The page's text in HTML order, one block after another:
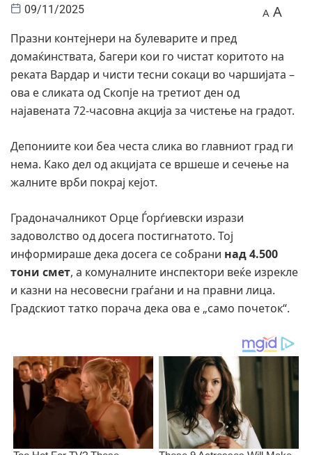
09/11/2025 A A
Празни контејнери на булеварите и пред
домаќинствата, багери кои го чистат коритото на
реката Вардар и чисти тесни сокаци во чаршијата –
ова е сликата од Скопје на третиот ден од
најавената 72-часовна акција за чистење на градот.
Депониите кои беа честа слика во главниот град ги
нема. Како дел од акцијата се вршеше и сечење на
жалните врби покрај кејот.
Градоначалникот Орце Ѓорѓиевски изрази
задоволство од досега постигнатото. Тој
информираше дека досега се собрани над 4.500
тони смет, а комуналните инспектори веќе изрекле
и казни на несовесни граѓани и на правни лица.
Градскиот татко порача дека ова е „само почеток“.